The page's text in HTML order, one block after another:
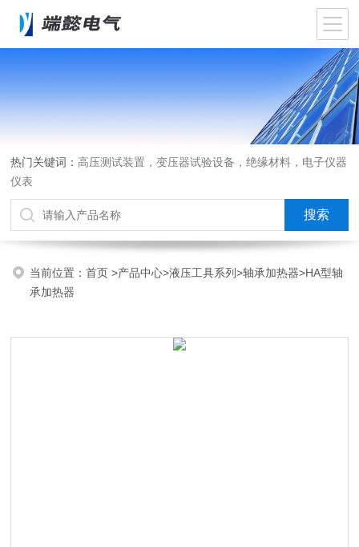
热门关键词： 高压测试装置，变压器试验设备，绝缘材料，电子仪器
仪表
当前位置：首页>产品中心>液压工具系列>轴承加热器>HA型轴
承加热器